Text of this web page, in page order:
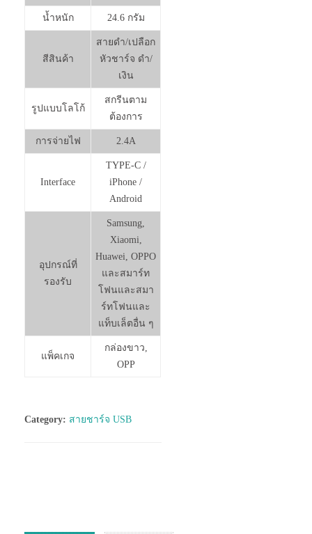
น้ำหนัก 24.6 กรัม
สีสินค้า
สายดำ/เปลือก
หัวชาร์จ ดำ/
เงิน
รูปแบบโลโก้
สกรีนตาม
ต้องการ
การจ่ายไฟ 2.4A
Interface
TYPE-C /
iPhone /
Android
อุปกรณ์ที่
รองรับ
Samsung,
Xiaomi,
Huawei, OPPO
และสมาร์ท
โฟนและสมา
ร์ทโฟนและ
แท็บเล็ตอื่น ๆ
แพ็คเกจ
กล่องขาว,
OPP
Category: สายชาร์จ USB